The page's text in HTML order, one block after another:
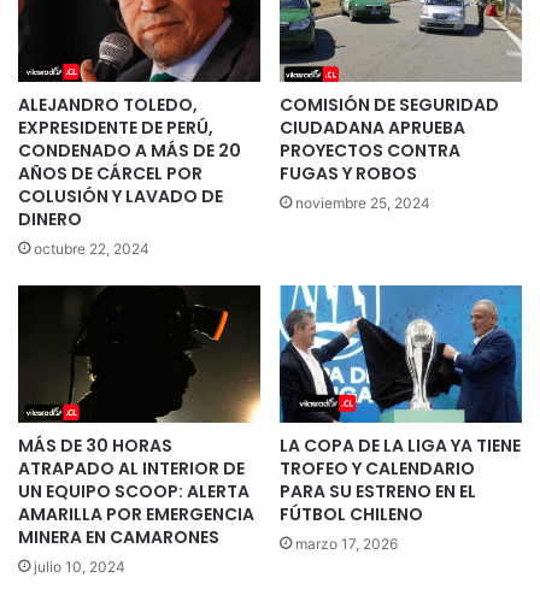
ALEJANDRO TOLEDO,
EXPRESIDENTE DE PERÚ,
CONDENADO A MÁS DE 20
AÑOS DE CÁRCEL POR
COLUSIÓN Y LAVADO DE
DINERO
octubre 22, 2024
COMISIÓN DE SEGURIDAD
CIUDADANA APRUEBA
PROYECTOS CONTRA
FUGAS Y ROBOS
noviembre 25, 2024
MÁS DE 30 HORAS
ATRAPADO AL INTERIOR DE
UN EQUIPO SCOOP: ALERTA
AMARILLA POR EMERGENCIA
MINERA EN CAMARONES
julio 10, 2024
LA COPA DE LA LIGA YA TIENE
TROFEO Y CALENDARIO
PARA SU ESTRENO EN EL
FÚTBOL CHILENO
marzo 17, 2026